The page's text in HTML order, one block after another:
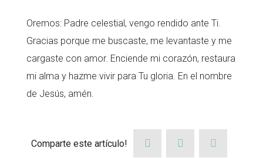
Oremos: Padre celestial, vengo rendido ante Ti.
Gracias porque me buscaste, me levantaste y me
cargaste con amor. Enciende mi corazón, restaura
mi alma y hazme vivir para Tu gloria. En el nombre
de Jesús, amén.
Comparte este artículo!